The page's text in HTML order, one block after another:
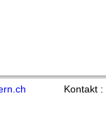
Kontakt :